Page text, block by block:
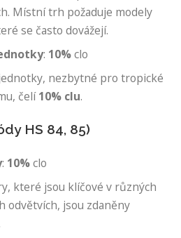
Místní trh požaduje modely
se často dovážejí.
: 10%clo
nezbytné pro tropické
čelí10% clu.
HS 84, 85)
: 10%clo
které jsou klíčové v různých
odvětvích, jsou zdaněny